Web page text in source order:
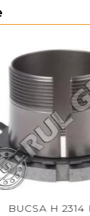
2314 RUL